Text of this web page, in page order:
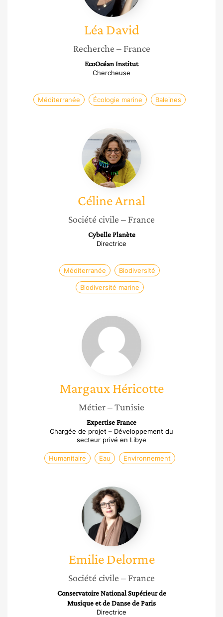
Léa David
Recherche – France
EcoOcéan Institut
Chercheuse
Méditerranée Écologie marine Baleines
Céline
Arnal
CélineArnal
Société civile – France
Cybelle Planète
Directrice
Méditerranée Biodiversité
Biodiversité marine
Margaux
Héricotte
Margaux Héricotte
Métier– Tunisie
Expertise France
Chargée de projet – Développement du
secteur privé en Libye
Humanitaire Eau Environnement
Emilie
Delorme
Emilie Delorme
Société civile – France
Conservatoire National Supérieur de
Musique et de Danse de Paris
Directrice